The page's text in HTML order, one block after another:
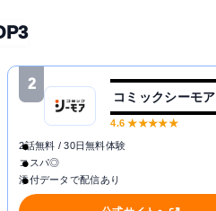
2
コミックシーモア
4.6 ★★★★★
2話無料 / 30日無料体験
コスパ◎
添付データで配信あり